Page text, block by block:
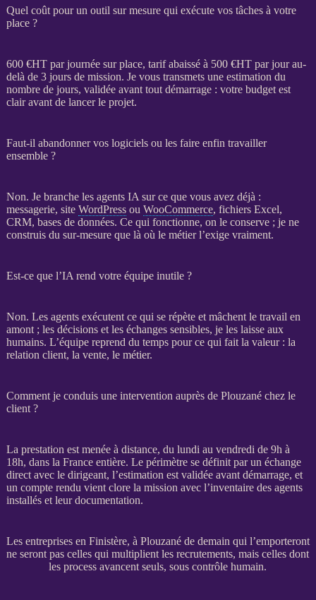
Quel coût pour un outil sur mesure qui exécute vos tâches à votre
place ?
600 €HTpar journée sur place, tarif abaissé à 500 €HTpar jour au-
delà de 3 jours de mission. Je vous transmets une estimation du
nombre de jours, validée avant tout démarrage : votre budget est
clair avant de lancer le projet.
Faut-il abandonner vos logiciels ou les faire enfin travailler
ensemble ?
Non. Je branche les agents IA sur ce que vous avez déjà :
messagerie, site WordPressou WooCommerce, fichiers Excel,
CRM, bases de données. Ce qui fonctionne, on le conserve ; je ne
construis du sur-mesure que là où le métier l’exige vraiment.
Est-ce que l’IA rend votre équipe inutile ?
Non. Les agentsexécutent ce qui se répète et mâchent le travail en
amont ; les décisions et les échanges sensibles, je les laisse aux
humains. L’équipe reprend du temps pour ce qui fait la valeur : la
relation client, la vente, le métier.
Comment je conduis une intervention auprès de Plouzané chez le
client ?
La prestation est menée à distance, du lundi au vendredi de 9h à
18h, dans la France entière. Le périmètre se définit par un échange
direct avec le dirigeant, l’estimation est validée avant démarrage, et
un compte rendu vient clore la mission avec l’inventaire des agents
installés et leur documentation.
Les entreprises en Finistère, à Plouzané de demain qui l’emporteront
ne seront pas celles qui multiplient les recrutements, mais celles dont
les process avancent seuls, sous contrôle humain.